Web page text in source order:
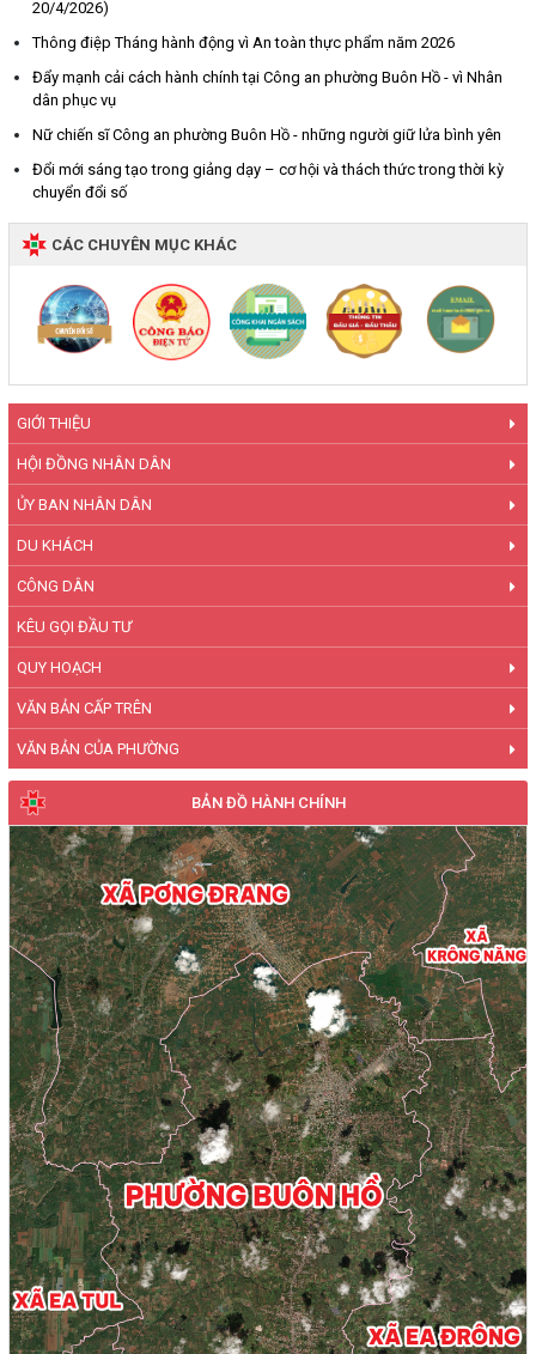
GIỚI THIỆU
HỘI ĐỒNG NHÂN DÂN
ỦY BAN NHÂN DÂN
DU KHÁCH
CÔNG DÂN
KÊU GỌI ĐẦU TƯ
QUY HOẠCH
VĂN BẢN CẤP TRÊN
VĂN BẢN CỦA PHƯỜNG
BẢN ĐỒ HÀNH CHÍNH
20/4/2026)
Thông điệp Tháng hành động vì An toàn thực phẩm năm 2026
Đẩy mạnh cải cách hành chính tại Công an phường Buôn Hồ - vì Nhân
dân phục vụ
Nữ chiến sĩ Công an phường Buôn Hồ - những người giữ lửa bình yên
Đổi mới sáng tạo trong giảng dạy – cơ hội và thách thức trong thời kỳ
chuyển đổi số
CÁC CHUYÊN MỤC KHÁC